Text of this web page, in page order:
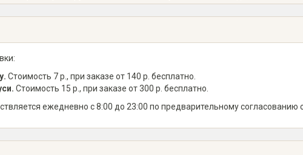
Стоимость 7 р., при заказе от 140 р. бесплатно.
Стоимость 15 р., при заказе от 300 р. бесплатно.
ежедневно с 8:00 до 23:00 по предварительному согласованию